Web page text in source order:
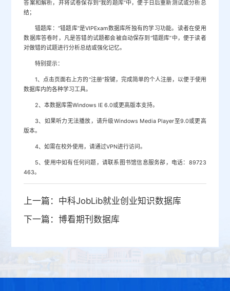
答案和解析，并将试卷保存到“我的题库”中，便于日后重新测试或分析总
结；
错题库：“错题库”是VIPExam数据库所独有的学习功能。读者在使用
数据库答卷时，凡是答错的试题都会被自动保存到“错题库”中，便于读者
对做错的试题进行分析总结或强化记忆。
特别提示：
1、点击页面右上方的“注册”按键，完成简单的个人注册，以便于使用
数据库内的各种学习工具。
2、本数据库需Windows IE 6.0或更高版本支持。
3、如果听力无法播放，请升级Windows Media Player至9.0或更高
版本。
4、如需在校外使用，请通过VPN进行访问。
5、使用中如有任何问题，请联系图书馆信息服务部，电话：89723
463。
上一篇： 中科JobLib就业创业知识数据库
下一篇：博看期刊数据库